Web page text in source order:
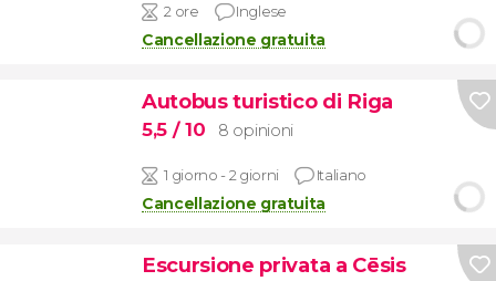
2 ore Inglese
Cancellazione gratuita
Autobus turistico di Riga
5,5 / 10 8 opinioni
1 giorno - 2 giorni Italiano
Cancellazione gratuita
Escursione privata a Cēsis